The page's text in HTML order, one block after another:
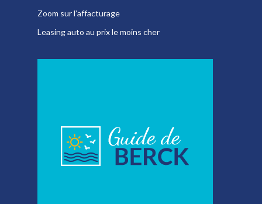
Zoom sur l’affacturage
Leasing auto au prix le moins cher